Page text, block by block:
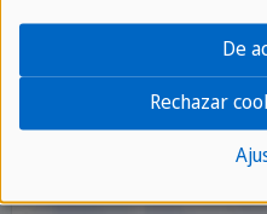
VIAJE DE GRUPO ACTIVO
Rechazar
De